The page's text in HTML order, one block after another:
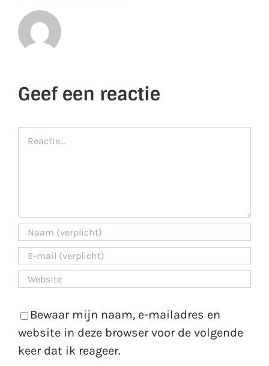
Geef een reactie
Reactie
Bewaar mijn naam, e-mailadres en
website in deze browser voor de volgende
keer dat ik reageer.